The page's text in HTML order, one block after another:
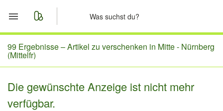
Start
Merkliste
Nachrichten
99 Ergebnisse –Artikel zu verschenken in Mitte - Nürnberg
(Mittelfr)
Die gewünschte Anzeige ist nicht mehr
verfügbar.